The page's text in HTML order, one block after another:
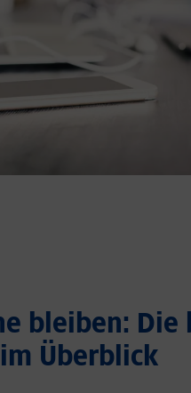
bleiben: Die
Überblick